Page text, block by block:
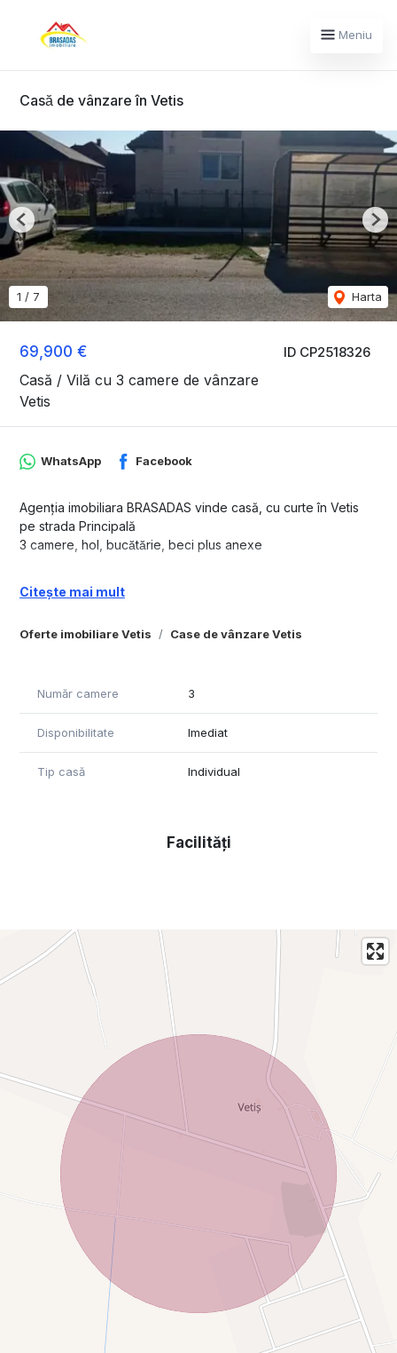
Meniu
Casă de vânzare în Vetis
ID CP2518326
69,900 €
Casă / Vilă cu 3 camere de vânzare
Vetis
1 / 7 Harta
Previous
Oferte imobiliare Vetis Case de vânzare Vetis
WhatsApp Facebook
Agenția imobiliara BRASADAS vinde casă, cu curte în Vetis
pe strada Principală
3 camere, hol, bucătărie, beci plus anexe
Citește mai mult
Număr camere 3
Disponibilitate Imediat
Tip casă Individual
Facilități